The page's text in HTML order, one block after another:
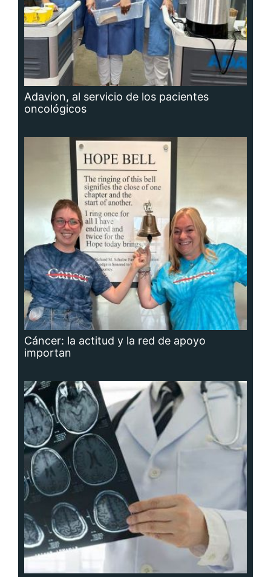
Adavion, al servicio de los pacientes
oncológicos
Cáncer: la actitud y la red de apoyo
importan